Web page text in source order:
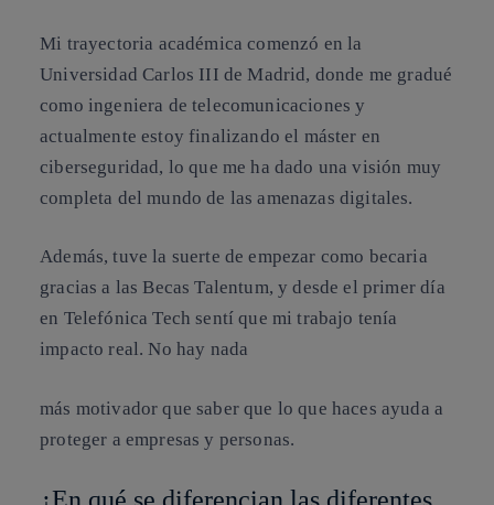
Mi trayectoria académica comenzó en la
Universidad Carlos III de Madrid, donde me gradué
como ingeniera de telecomunicaciones y
actualmente estoy finalizando el máster en
ciberseguridad, lo que me ha dado una visión muy
completa del mundo de las amenazas digitales.
Además, tuve la suerte de empezar como becaria
gracias a las Becas Talentum, y desde el primer día
en Telefónica Tech sentí que mi trabajo tenía
impacto real. No hay nada
más motivador que saber que lo que haces ayuda a
proteger a empresas y personas.